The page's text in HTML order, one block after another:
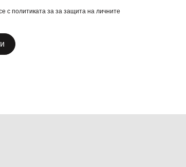
с политиката за за защита на личните